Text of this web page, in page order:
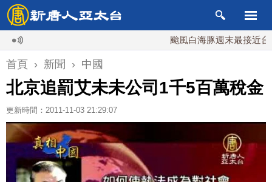
颱風白海豚週末最接近台灣 最
首頁 › 新聞 › 中國
北京追罰艾未未公司1千5百萬稅金
更新時間：2011-11-03 21:29:07